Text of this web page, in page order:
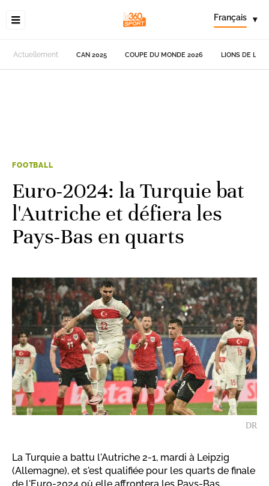
Français ▾
Actuellement CAN 2025 COUPE DU MONDE 2026 LIONS DE
FOOTBALL
Euro-2024: la Turquie bat
l'Autriche et défiera les
Pays-Bas en quarts
DR
La Turquie a battu l'Autriche 2-1, mardi à Leipzig
(Allemagne), et s'est qualifiée pour les quarts de finale